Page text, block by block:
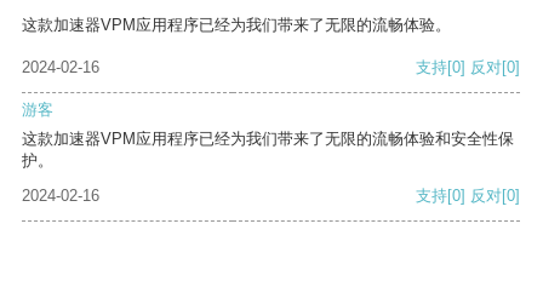
这款加速器VPM应用程序已经为我们带来了无限的流畅体验。
2024-02-16 支持[0] 反对[0]
游客
这款加速器VPM应用程序已经为我们带来了无限的流畅体验和安全性保
护。
2024-02-16
支持[0] 反对[0]